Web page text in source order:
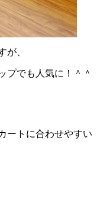
が、
プでも人気に！＾＾
ートに合わせやすい